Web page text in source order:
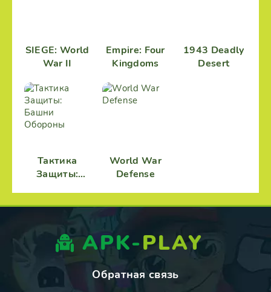
SIEGE: World
War II
Empire: Four
Kingdoms
1943 Deadly
Desert
Тактика
Защиты:
World War
Defense
APK-PLAY
Обратная связь